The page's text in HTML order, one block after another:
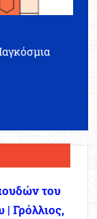
του
| Γρόλλιος,